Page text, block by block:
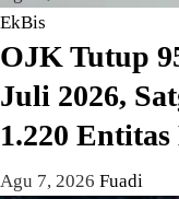
EkBis
OJK Tutup
Juli 2026,
1.220
Agu 7, 2026 Fuadi